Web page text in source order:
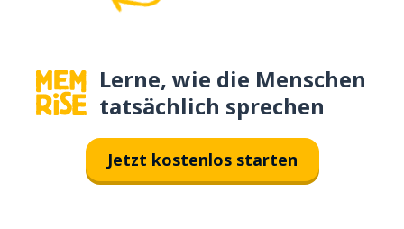
Lerne, wie die Menschen
tatsächlich sprechen
Jetzt kostenlos starten